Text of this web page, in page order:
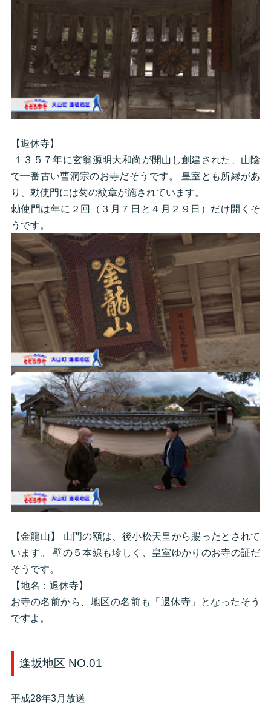
【退休寺】
１３５７年に玄翁源明大和尚が開山し創建された、山陰
で一番古い曹洞宗のお寺だそうです。 皇室とも所縁があ
り、勅使門には菊の紋章が施されています。
勅使門は年に２回（３月７日と４月２９日）だけ開くそ
うです。
【金龍山】 山門の額は、後小松天皇から賜ったとされて
います。 壁の５本線も珍しく、皇室ゆかりのお寺の証だ
そうです。
【地名：退休寺】
お寺の名前から、地区の名前も「退休寺」となったそう
ですよ。
逢坂地区 NO.01
平成28年3月放送